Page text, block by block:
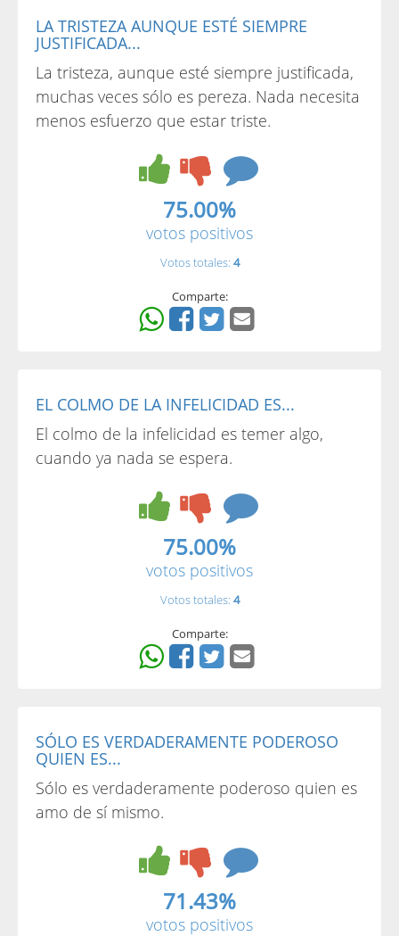
LA TRISTEZA AUNQUE ESTÉ SIEMPRE
JUSTIFICADA...
La tristeza, aunque esté siempre justificada,
muchas veces sólo es pereza. Nada necesita
menos esfuerzo que estar triste.
75.00%
votos positivos
Votos totales: 4
Comparte:
EL COLMO DE LA INFELICIDAD ES...
El colmo de la infelicidad es temer algo,
cuando ya nada se espera.
75.00%
votos positivos
Votos totales: 4
Comparte:
SÓLO ES VERDADERAMENTE PODEROSO
QUIEN ES...
Sólo es verdaderamente poderoso quien es
amo de sí mismo.
71.43%
votos positivos